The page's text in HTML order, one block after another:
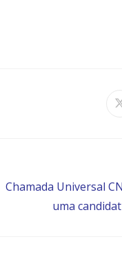
Chamada Universal
uma